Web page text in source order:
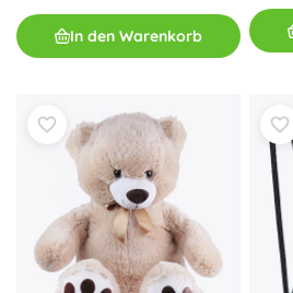
In den Warenkorb